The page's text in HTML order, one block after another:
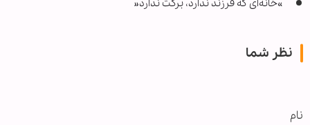
»خانه‌ای که فرزند ندارد، برکت ندارد«
نظر شما
نام